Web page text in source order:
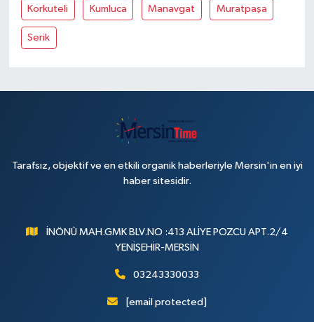
Korkuteli Kumluca Manavgat Muratpaşa
Serik
Tarafsız, objektif ve en etkili organik haberleriyle Mersin'in en iyi
haber sitesidir.
İNÖNÜ MAH.GMK BLV.NO :413 ALİYE POZCU APT.2/4
YENİŞEHİR-MERSİN
03243330033
[email protected]